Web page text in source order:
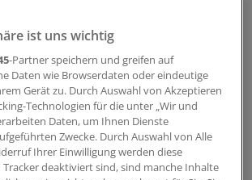
vielen hitzebedingten
und Todesfällen kommt es
in Jahren mit vielen sogenannten
von 30 Grad Celsius oder
der im Krankenhaus behandelten
und Sonnenlicht beispielsweise im
2.300 Fällen 72 % über dem
2004 bis 2024. Im selben Jahr
ist uns wichtig
-Partner speichern und greifen auf
Daten wie Browserdaten oder eindeutige
Gerät zu. Durch Auswahl von Akzeptieren
Technologien für die unter „Wir und
Daten, um Ihnen Dienste
Zwecke. Durch Auswahl von Alle
Ihrer Einwilligung werden diese
deaktiviert sind, sind manche Inhalte